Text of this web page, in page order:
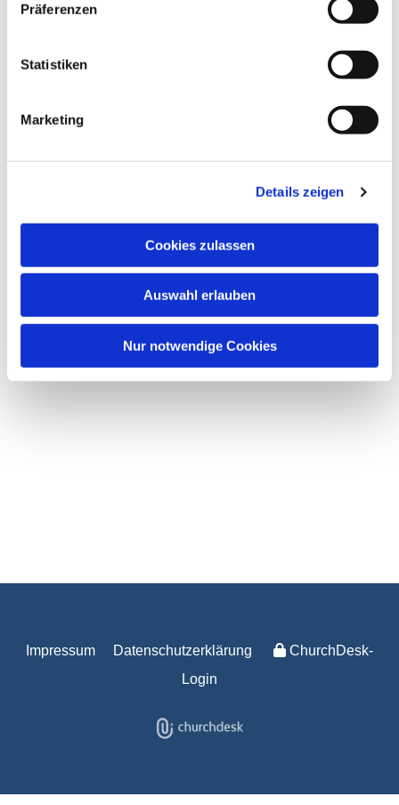
Präferenzen
Statistiken
Marketing
Details zeigen
Cookies zulassen
Auswahl erlauben
Nur notwendige Cookies
Sonntag, 23. August 2026, 10:00 -
Kirchplatz 9, 60487 Frankfurt am Main
Charlotte Eisenberg
Impressum Datenschutzerklärung
ChurchDesk-
Login